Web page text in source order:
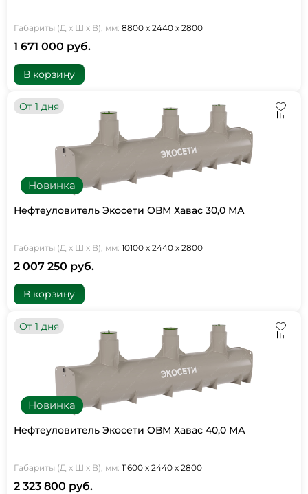
Габариты (Д х Ш х В), мм: 8800 х 2440 х 2800
1 671 000 руб.
В корзину
Новинка
От 1 дня
Нефтеуловитель Экосети ОВМ Хавас 30,0 МА
Габариты (Д х Ш х В), мм: 10100 х 2440 х 2800
2 007 250 руб.
В корзину
Новинка
От 1 дня
Нефтеуловитель Экосети ОВМ Хавас 40,0 МА
Габариты (Д х Ш х В), мм: 11600 х 2440 х 2800
2 323 800 руб.